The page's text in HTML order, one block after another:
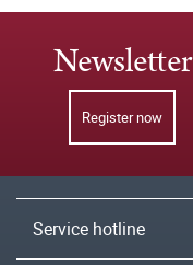
Newsletter
Register now
Service hotline